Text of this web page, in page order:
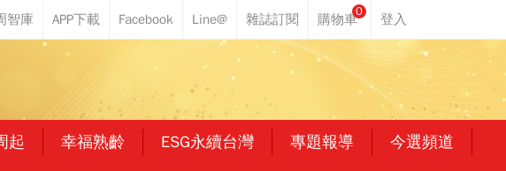
0
起 幸福熟齡 ESG永續台灣 專題報導 今選頻道